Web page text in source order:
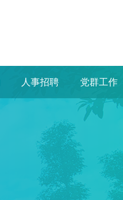
人事招聘 党群工作